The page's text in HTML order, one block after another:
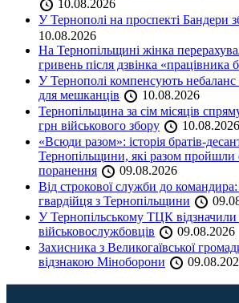
10.08.2026
У Тернополі на проспекті Бандери
10.08.2026
На Тернопільщині жінка
гривень після дзвінка «працівника
У Тернополі компенсують
для мешканців
10.08.2026
Тернопільщина за сім місяців
грн військового збору
10.08.2026
«Всюди разом»: історія братів-
Тернопільщини, які разом пройшли
поранення
09.08.2026
Від строкової служби до
гвардійця з Тернопільщини
У Тернопільському ТЦК відзначили
військовослужбовців
09.08.2026
Захисника з Великогаївської
відзнакою Міноборони